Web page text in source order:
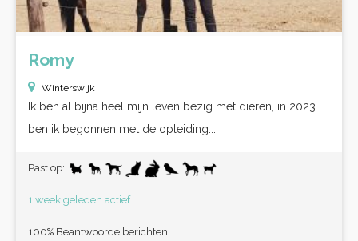
Romy
Winterswijk
Ik ben al bijna heel mijn leven bezig met dieren, in 2023
ben ik begonnen met de opleiding...
Past op:
1 week geleden actief
100% Beantwoorde berichten